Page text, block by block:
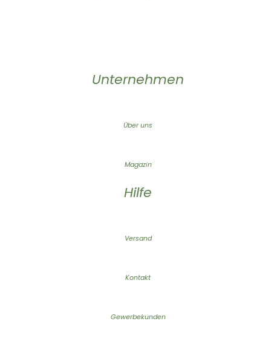
Unternehmen
Über uns
Magazin
Hilfe
Versand
Kontakt
Gewerbekunden